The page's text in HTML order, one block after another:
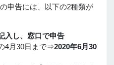
申告には、以下の2種類が
入し、窓口で申告
4月30日まで⇒2020年6月30